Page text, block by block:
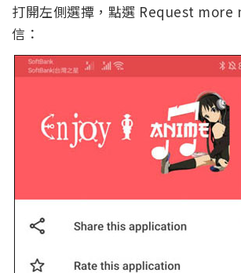
打開左側選撢，點選 Request more
信：